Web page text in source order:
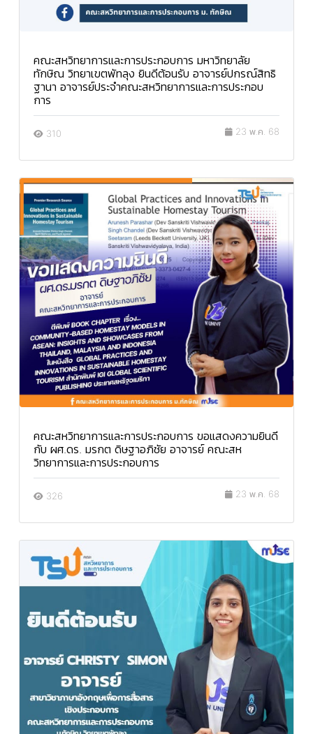
คณะสหวิทยาการและการประกอบการ มหาวิทยาลัย
ทักษิณ วิทยาเขตพัทลุง ยินดีต้อนรับ อาจารย์ปกรณ์สิทธิ
ฐานา อาจารย์ประจำคณะสหวิทยาการและการประกอบ
การ
310 23 พ.ค. 68
คณะสหวิทยาการและการประกอบการ ขอแสดงความยินดี
กับ ผศ.ดร. มรกต ดิษฐาอภิชัย อาจารย์ คณะสห
วิทยาการและการประกอบการ
326 23 พ.ค. 68